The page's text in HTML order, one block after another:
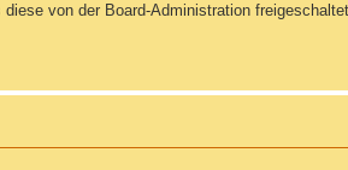
von der Board-Administration